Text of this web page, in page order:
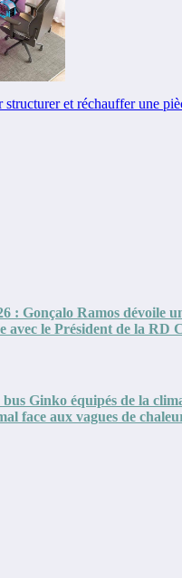
structurer et réchauffer une
: Gonçalo Ramos dévoile
avec le Président de la RD
Ginko équipés de la
face aux vagues de